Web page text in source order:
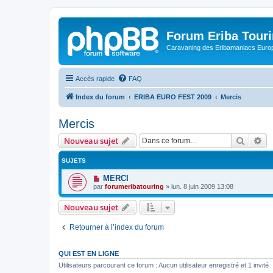
Forum Eriba
Caravaning des Eribamaniacs
Accès rapide FAQ
Index du forum ERIBA EURO FEST 2009 Mercis
Mercis
Nouveau sujet
SUJETS
MERCI
par forumeribatouring » lun. 8 juin 2009 13:08
Nouveau sujet
Retourner à l’index du forum
QUI EST EN LIGNE
Utilisateurs parcourant ce forum : Aucun utilisateur enregistré et 1 invité